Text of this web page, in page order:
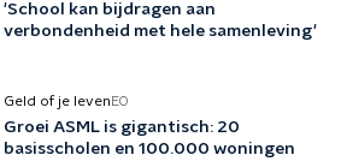
'School kan bijdragen aan
verbondenheid met hele samenleving'
Geld of je leven EO
Groei ASML is gigantisch: 20
basisscholen en 100.000 woningen